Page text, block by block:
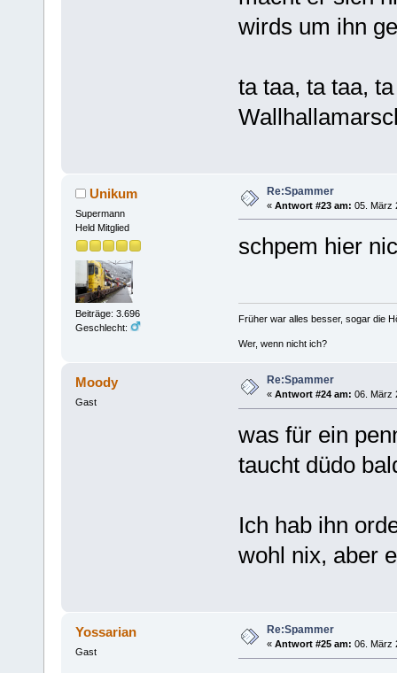
wirds um ihn
ta taa, ta taa,
Unikum
Supermann
Held Mitglied
Beiträge: 3.696
Geschlecht:
Re:Spammer
« Antwort #23 am: 05. März
schpem hier
Früher war alles besser, sogar die
Wer, wenn nicht ich?
Moody
Gast
Re:Spammer
« Antwort #24 am: 06. März
was für ein
taucht düdo
Ich hab ihn
wohl nix, aber
Yossarian
Gast
Re:Spammer
« Antwort #25 am: 06. März